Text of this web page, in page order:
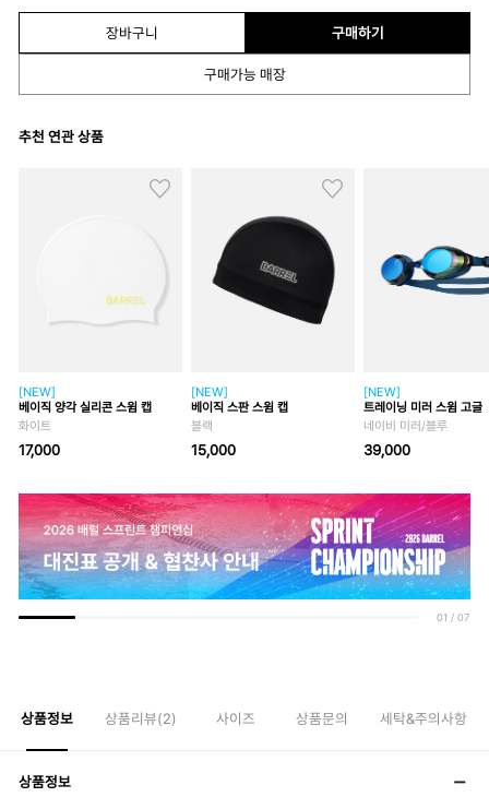
장바구니 구매하기
구매가능 매장
추천 연관 상품
[NEW]
베이직 양각 실리콘 스윔 캡
화이트
17,000
[NEW]
베이직 스판 스윔 캡
블랙
15,000
[NEW]
트레이닝 미러 스윔 고글
네이비 미러/블루
39,000
01 / 07
상품정보 상품리뷰(2) 사이즈 상품문의 세탁&주의사항
상품정보